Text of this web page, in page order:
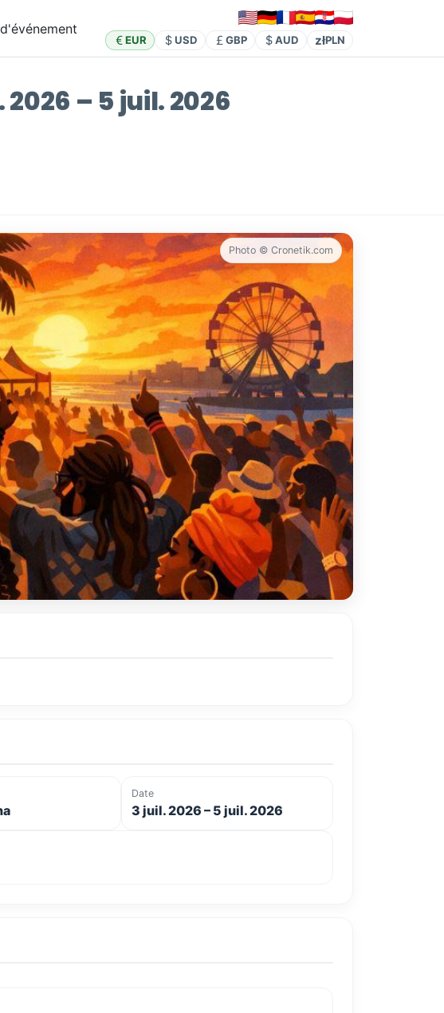
EUR USD GBP AUD złPLN
– 5 juil. 2026
Photo © Cronetik.com
Date
3 juil. 2026 – 5 juil. 2026